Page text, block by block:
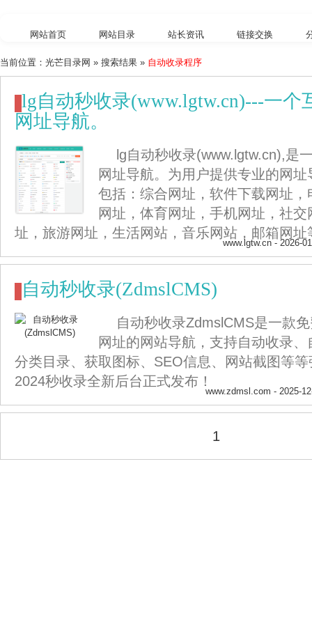
网站首页 网站目录 站长资讯 链接交换
外链工具 综合查询
当前位置： 光芒目录网 » 搜索结果 » 自动收录程序
lg自动秒收录(www.lgtw.cn)---一个
网址导航。
lg自动秒收录(www.lgtw.cn),是
网址导航。为用户提供专业的网
包括：综合网址，软件下载网址，
网址，体育网址，手机网址，社
址，旅游网址，生活网站，音乐网站，邮箱网址
www.lgtw.cn- 2026-
自动秒收录(ZdmslCMS)
自动秒收录ZdmslCMS是一款
网址的网站导航，支持自动收录
分类目录、获取图标、SEO信息、网站截图等
2024秒收录全新后台正式发布！
www.zdmsl.com - 2025-
1